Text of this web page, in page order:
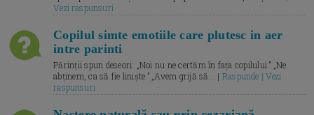
Vezi raspunsuri
Copilul simte emotiile care plutesc in aer
intre parinti
Părinții spun deseori: „Noi nu ne certăm în fața copilului.” „Ne
abținem, ca să fie liniște.” „Avem grijă să... | Raspunde | Vezi
raspunsuri